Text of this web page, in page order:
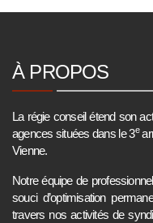
À PROPOS
La régie conseil étend son
agences situées dans le 3e
Vienne.
Notre équipe de
souci d’optimisation
travers nos activités de